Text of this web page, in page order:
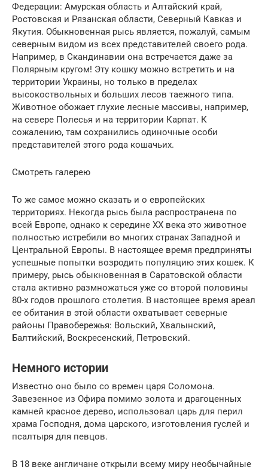
Федерации: Амурская область и Алтайский край,
Ростовская и Рязанская области, Северный Кавказ и
Якутия. Обыкновенная рысь является, пожалуй, самым
северным видом из всех представителей своего рода.
Например, в Скандинавии она встречается даже за
Полярным кругом! Эту кошку можно встретить и на
территории Украины, но только в пределах
высокоствольных и больших лесов таежного типа.
Животное обожает глухие лесные массивы, например,
на севере Полесья и на территории Карпат. К
сожалению, там сохранились одиночные особи
представителей этого рода кошачьих.
Смотреть галерею
То же самое можно сказать и о европейских
территориях. Некогда рысь была распространена по
всей Европе, однако к середине XX века это животное
полностью истребили во многих странах Западной и
Центральной Европы. В настоящее время предприняты
успешные попытки возродить популяцию этих кошек. К
примеру, рысь обыкновенная в Саратовской области
стала активно размножаться уже со второй половины
80-х годов прошлого столетия. В настоящее время ареал
ее обитания в этой области охватывает северные
районы Правобережья: Вольский, Хвалынский,
Балтийский, Воскресенский, Петровский.
Немного истории
Известно оно было со времен царя Соломона.
Завезенное из Офира помимо золота и драгоценных
камней красное дерево, использовал царь для перил
храма Господня, дома царского, изготовления гуслей и
псалтыря для певцов.
В 18 веке англичане открыли всему миру необычайные